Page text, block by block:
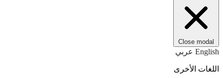
Close modal
English عربي
اللغات الأخرى